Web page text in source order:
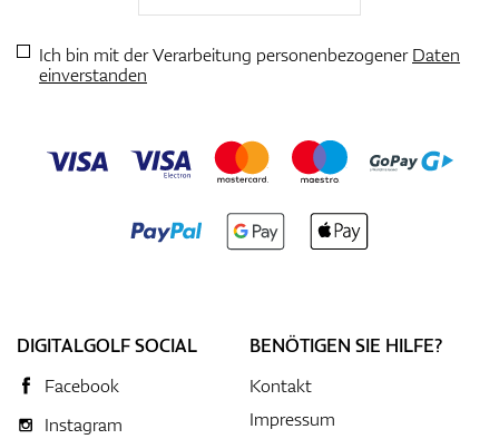
Ich bin mit der Verarbeitung personenbezogenerDaten
einverstanden
DIGITALGOLF SOCIAL
Facebook
Instagram
BENÖTIGEN SIE HILFE?
Kontakt
Impressum